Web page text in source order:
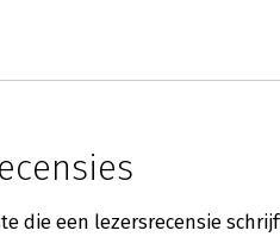
die een lezersrecensie